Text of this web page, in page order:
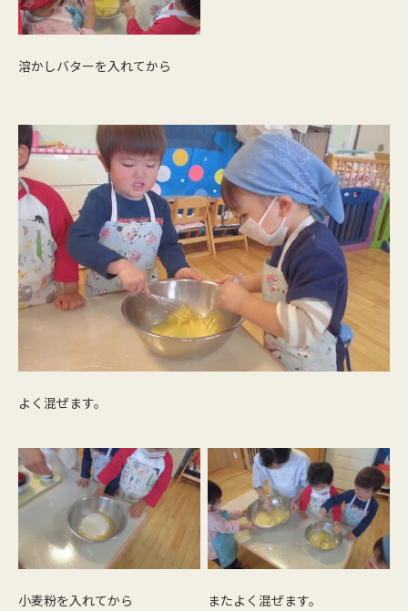
溶かしバターを入れてから
よく混ぜます。
小麦粉を入れてから またよく混ぜます。